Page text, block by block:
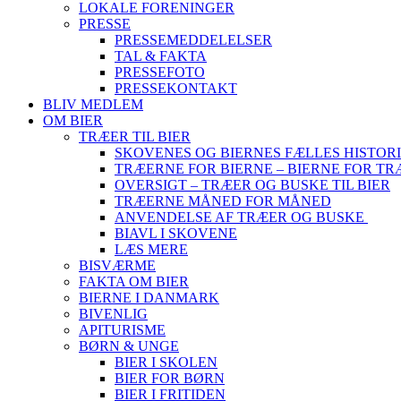
LOKALE FORENINGER
PRESSE
PRESSEMEDDELELSER
TAL & FAKTA
PRESSEFOTO
PRESSEKONTAKT
BLIV MEDLEM
OM BIER
TRÆER TIL BIER
SKOVENES OG BIERNES FÆLLES
TRÆERNE FOR BIERNE – BIERNE FOR
OVERSIGT – TRÆER OG BUSKE TIL BIER
TRÆERNE MÅNED FOR MÅNED
ANVENDELSE AF TRÆER OG BUSKE
BIAVL I SKOVENE
LÆS MERE
BISVÆRME
FAKTA OM BIER
BIERNE I DANMARK
BIVENLIG
APITURISME
BØRN & UNGE
BIER I SKOLEN
BIER FOR BØRN
BIER I FRITIDEN